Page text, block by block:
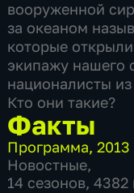
вооруженной
за океаном
которые
экипажу нашего
националисты
Кто они такие?
Факты
Программа,2013
Новостные,
14 сезонов, 4382